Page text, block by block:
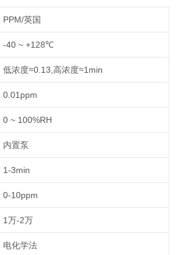
PPM/英国
-40 ~ +128℃
低浓度≈0.13,高浓度≈1min
0.01ppm
0 ~ 100%RH
内置泵
1-3min
0-10ppm
1万-2万
电化学法